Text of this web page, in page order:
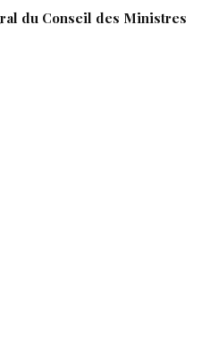
du Conseil des Ministres